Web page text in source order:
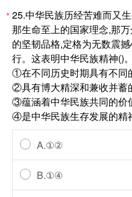
*25.中华民族历经苦难而又
那生命至上的国家理念,那
的坚韧品格,定格为无数震
行。这表明中华民族精神()。
①在不同历史时期具有不同
②具有博大精深和兼收并蓄
③蕴涵着中华民族共同的价
④是中华民族生存发展的精
A.①②
B.①④